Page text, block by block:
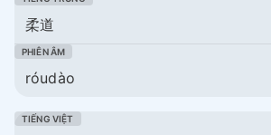
柔道
róudào